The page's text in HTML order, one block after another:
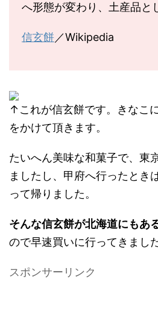
へ形態が変わり、土産品と
信玄餅／Wikipedia
↑これが信玄餅です。きなこ
をかけて頂きます。
たいへん美味な和菓子で、東
ましたし、甲府へ行ったとき
って帰りました。
そんな信玄餅が北海道にもあ
ので早速買いに行ってきました
スポンサーリンク